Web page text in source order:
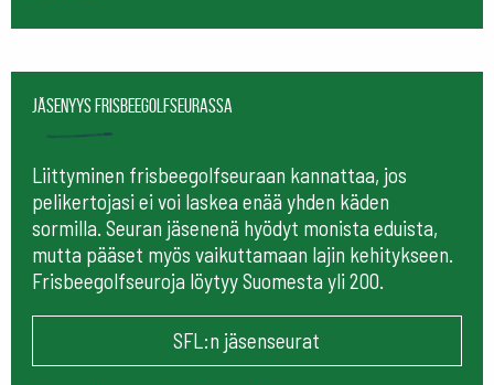
Jäsenyys frisbeegolfseurassa
Liittyminen frisbeegolfseuraan kannattaa, jos
pelikertojasi ei voi laskea enää yhden käden
sormilla. Seuran jäsenenä hyödyt monista eduista,
mutta pääset myös vaikuttamaan lajin kehitykseen.
Frisbeegolfseuroja löytyy Suomesta yli 200.
SFL:n jäsenseurat